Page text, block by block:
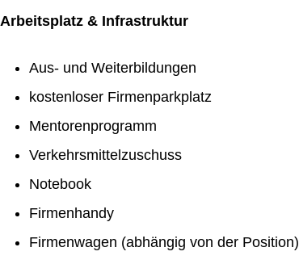
Arbeitsplatz & Infrastruktur
Aus- und Weiterbildungen
kostenloser Firmenparkplatz
Mentorenprogramm
Verkehrsmittelzuschuss
Notebook
Firmenhandy
Firmenwagen (abhängig von der Position)